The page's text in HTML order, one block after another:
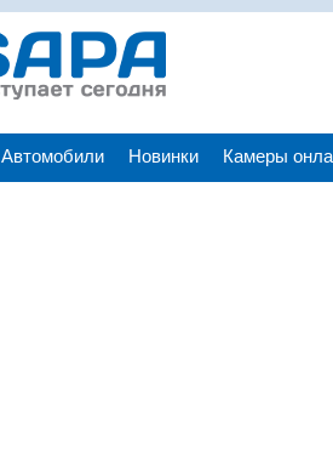
Автомобили Новинки Камеры